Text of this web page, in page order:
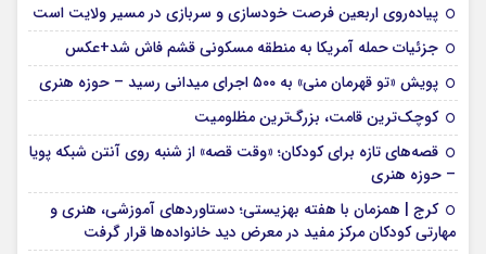
پیاده‌روی اربعین فرصت خودسازی و سربازی در مسیر ولایت است
جزئیات حمله آمریکا به منطقه مسکونی قشم فاش شد+عکس
پویش «تو قهرمان منی» به ۵۰۰ اجرای میدانی رسید – حوزه هنری
کوچک‌ترین قامت، بزرگ‌ترین مظلومیت
قصه‌های تازه برای کودکان؛ «وقت قصه» از شنبه روی آنتن شبکه پویا
– حوزه هنری
کرج | همزمان با هفته بهزیستی؛ دستاوردهای آموزشی، هنری و
مهارتی کودکان مرکز مفید در معرض دید خانواده‌ها قرار گرفت